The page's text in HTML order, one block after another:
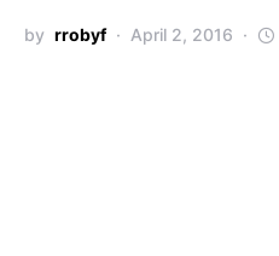
by rrobyf April 2, 2016